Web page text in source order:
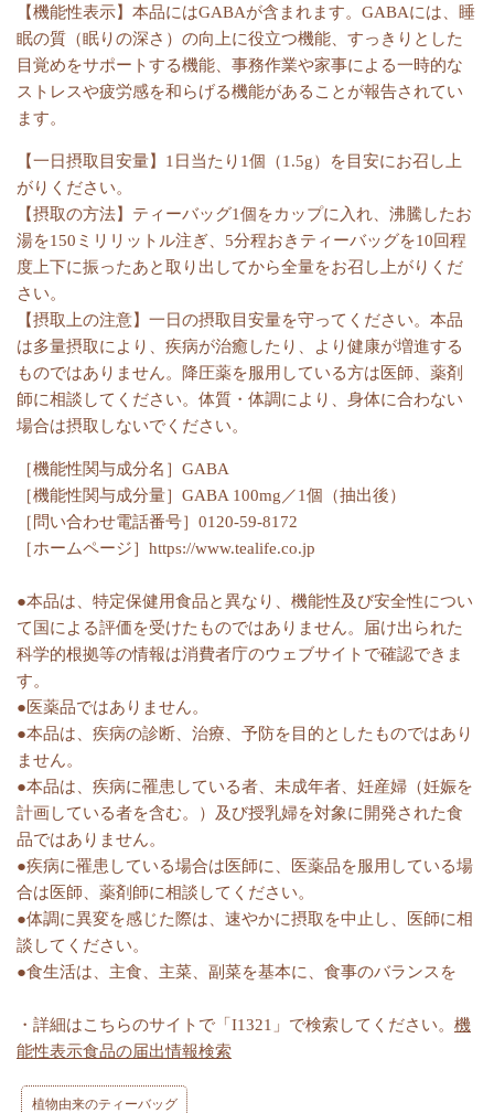
【機能性表示】本品にはGABAが含まれます。GABAには、睡
眠の質（眠りの深さ）の向上に役立つ機能、すっきりとした
目覚めをサポートする機能、事務作業や家事による一時的な
ストレスや疲労感を和らげる機能があることが報告されてい
ます。
【一日摂取目安量】1日当たり1個（1.5g）を目安にお召し上
がりください。
【摂取の方法】ティーバッグ1個をカップに入れ、沸騰したお
湯を150ミリリットル注ぎ、5分程おきティーバッグを10回程
度上下に振ったあと取り出してから全量をお召し上がりくだ
さい。
【摂取上の注意】一日の摂取目安量を守ってください。本品
は多量摂取により、疾病が治癒したり、より健康が増進する
ものではありません。降圧薬を服用している方は医師、薬剤
師に相談してください。体質・体調により、身体に合わない
場合は摂取しないでください。
［機能性関与成分名］GABA
［機能性関与成分量］GABA 100mg／1個（抽出後）
［問い合わせ電話番号］0120-59-8172
［ホームページ］https://www.tealife.co.jp
●本品は、特定保健用食品と異なり、機能性及び安全性につい
て国による評価を受けたものではありません。届け出られた
科学的根拠等の情報は消費者庁のウェブサイトで確認できま
す。
●医薬品ではありません。
●本品は、疾病の診断、治療、予防を目的としたものではあり
ません。
●本品は、疾病に罹患している者、未成年者、妊産婦（妊娠を
計画している者を含む。）及び授乳婦を対象に開発された食
品ではありません。
●疾病に罹患している場合は医師に、医薬品を服用している場
合は医師、薬剤師に相談してください。
●体調に異変を感じた際は、速やかに摂取を中止し、医師に相
談してください。
●食生活は、主食、主菜、副菜を基本に、食事のバランスを
・詳細はこちらのサイトで「I1321」で検索してください。 機
能性表示食品の届出情報検索
植物由来のティーバッグ